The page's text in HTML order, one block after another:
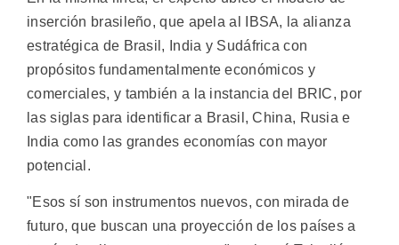
inserción brasileño, que apela al IBSA, la alianza
estratégica de Brasil, India y Sudáfrica con
propósitos fundamentalmente económicos y
comerciales, y también a la instancia del BRIC, por
las siglas para identificar a Brasil, China, Rusia e
India como las grandes economías con mayor
potencial.
"Esos sí son instrumentos nuevos, con mirada de
futuro, que buscan una proyección de los países a